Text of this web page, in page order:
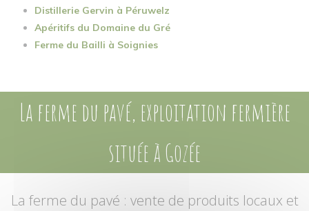
Distillerie Gervin à Péruwelz
Apéritifs du Domaine du Gré
Ferme du Bailli à Soignies
La ferme du pavé, exploitation fermière
située à Gozée
La ferme du pavé : vente de produits locaux et